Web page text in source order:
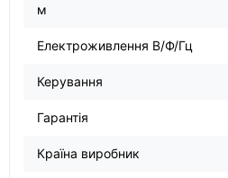
м
Електроживлення В/Ф/Гц
Керування
Гарантія
Країна виробник